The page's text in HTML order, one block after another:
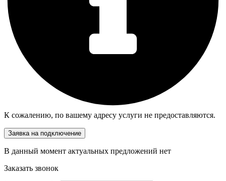
К сожалению, по вашему адресу услуги не предоставляются.
Заявка на подключение
В данный момент актуальных предложений нет
Заказать звонок